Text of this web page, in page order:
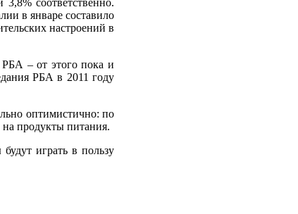
в январе составило
настроений в
РБА – от этого пока и
РБА в 2011 году
оптимистично: по
продукты питания.
играть в пользу